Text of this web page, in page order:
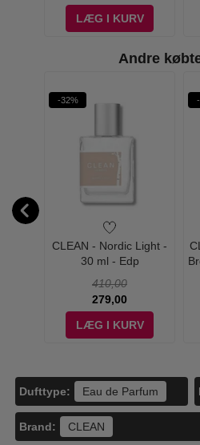
LÆG I KURV
Andre
-32%
CLEAN - Nordic Light -
30 ml - Edp
410,00
279,00
LÆG I KURV
Dufttype: Eau de Parfum
Brand: CLEAN